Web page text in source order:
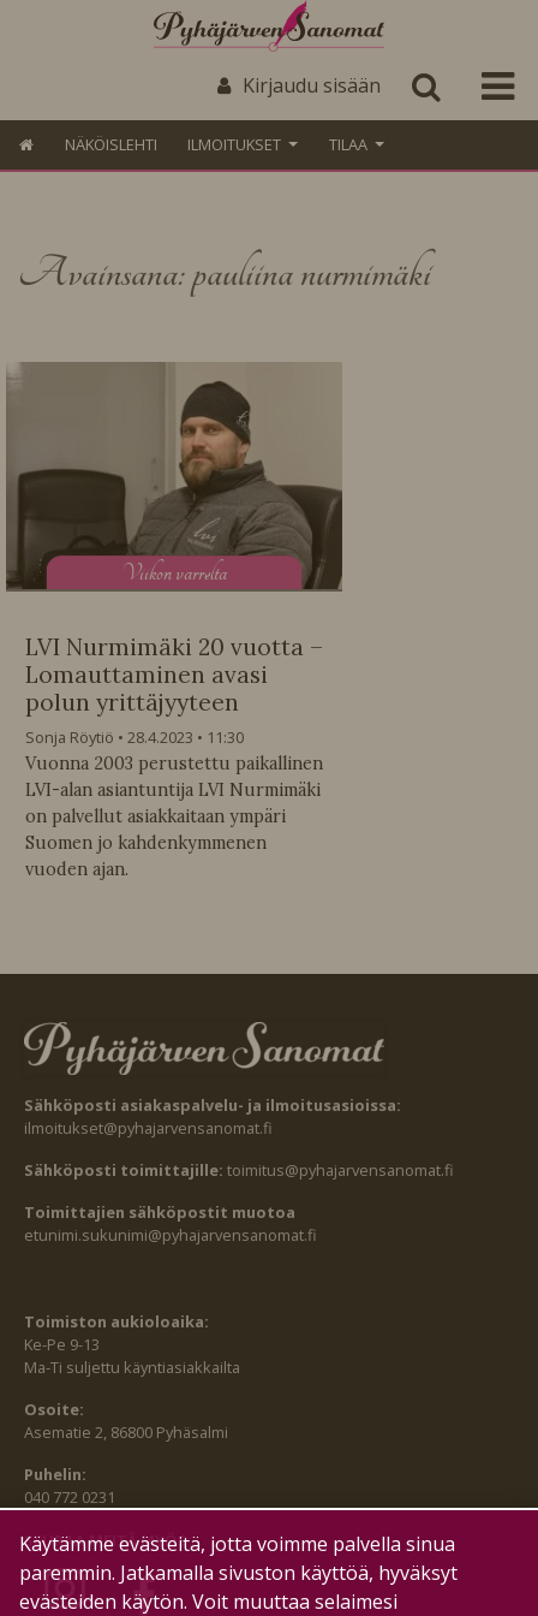
Kirjaudu sisään
NÄKÖISLEHTI ILMOITUKSET TILAA
Avainsana: pauliina nurmimäki
Viikon varrelta
LVI Nurmimäki 20 vuotta –
Lomauttaminen avasi
polun yrittäjyyteen
Sonja Röytiö 28.4.2023
11:30
Vuonna 2003 perustettu paikallinen
LVI-alan asiantuntija LVI Nurmimäki
on palvellut asiakkaitaan ympäri
Suomen jo kahdenkymmenen
vuoden ajan.
Sähköposti asiakaspalvelu- ja ilmoitusasioissa:
ilmoitukset@pyhajarvensanomat.fi
Sähköposti toimittajille: toimitus@pyhajarvensanomat.fi
Toimittajien sähköpostit muotoa
etunimi.sukunimi@pyhajarvensanomat.fi
Toimiston aukioloaika:
Ke-Pe 9-13
Ma-Ti suljettu käyntiasiakkailta
Osoite:
Asematie 2, 86800 Pyhäsalmi
Puhelin:
040 772 0231
SEURAA MEITÄ MYÖS:
Käytämme evästeitä, jotta voimme palvella sinua
paremmin. Jatkamalla sivuston käyttöä, hyväksyt
evästeiden käytön. Voit muuttaa selaimesi